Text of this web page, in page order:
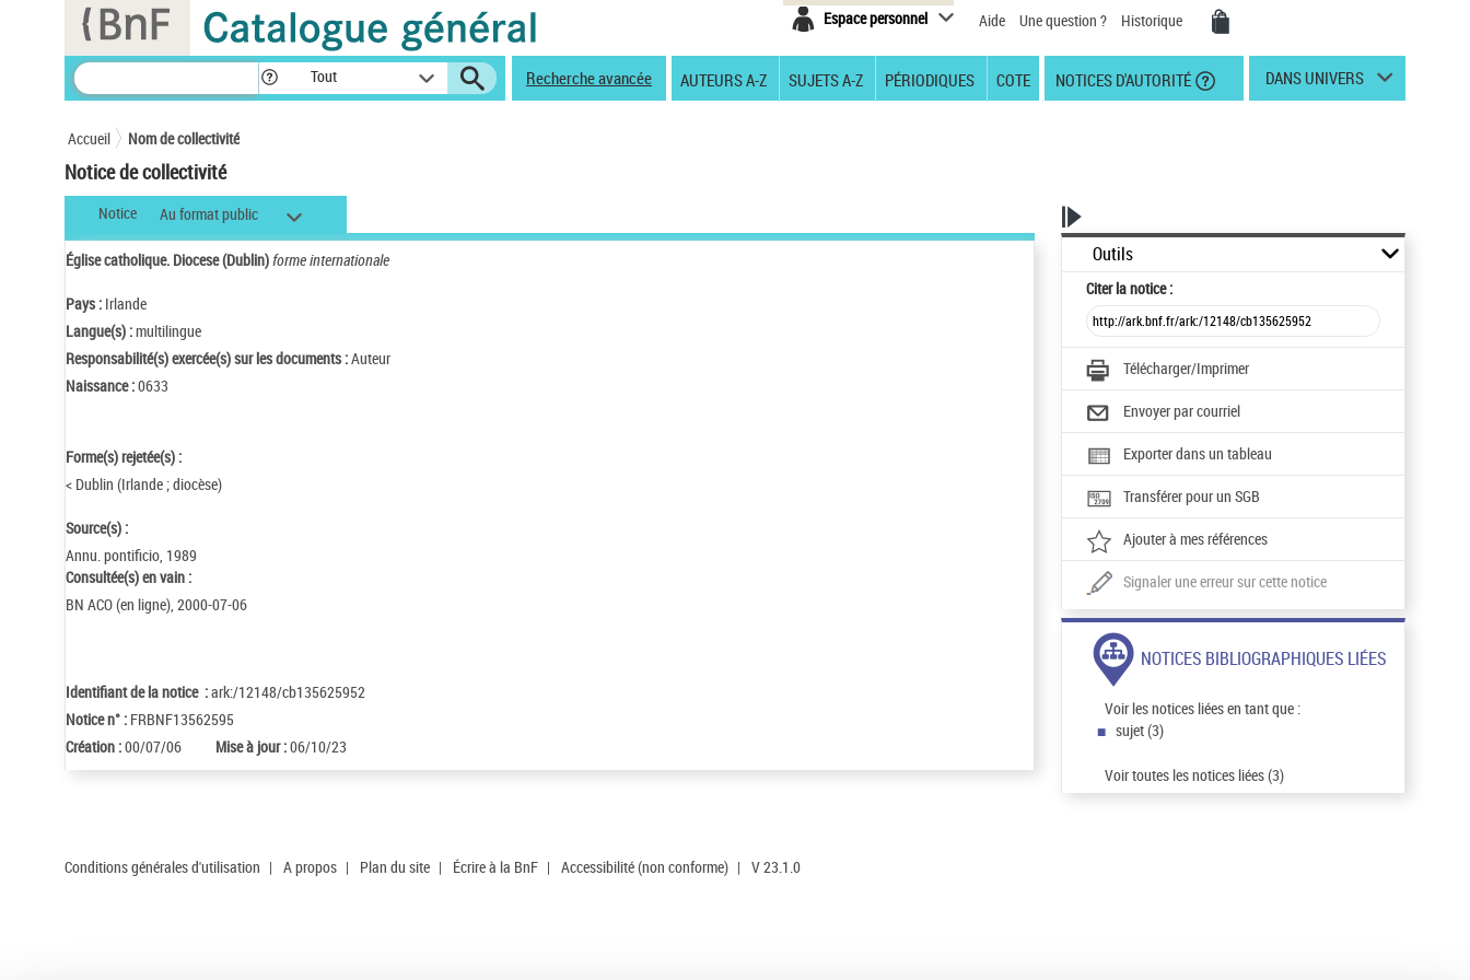
Espace personnel Aide Une question ? Historique
Tout Recherche avancée AUTEURS A-Z SUJETS A-Z PÉRIODIQUES COTE NOTICES D'AUTORITÉ DANS UNIVERS
Accueil Nom de collectivité
Notice de collectivité
Notice Au format public
Église catholique. Diocese (Dublin)forme internationale
Pays : Irlande
Langue(s) :multilingue
Responsabilité(s) exercée(s) sur les documents :Auteur
Naissance :0633
Forme(s) rejetée(s) :
< Dublin (Irlande ; diocèse)
Source(s) :
Annu. pontificio, 1989
Consultée(s) en vain :
BN ACO (en ligne), 2000-07-06
Identifiant de la notice :ark:/12148/cb135625952
Notice n° : FRBNF13562595
Création :00/07/06 Mise à jour :06/10/23
Outils
Citerla notice :
Télécharger/Imprimer
Envoyer par courriel
Exporter dans un tableau
Transférer pour un SGB
Ajouter à mes références
Signaler une erreur sur cette notice
NOTICES BIBLIOGRAPHIQUES LIÉES
Voir les notices liées en tant que :
sujet (3)
Voir toutes les notices liées (3)
Conditions générales d'utilisation | A propos | Plan du site | Écrire à la BnF | Accessibilité (non conforme) | V 23.1.0
Panneau de gestion des cookies